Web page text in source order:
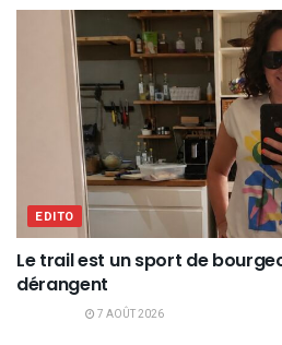
EDITO
Le trail est un sport de
dérangent
7 AOÛT 2026